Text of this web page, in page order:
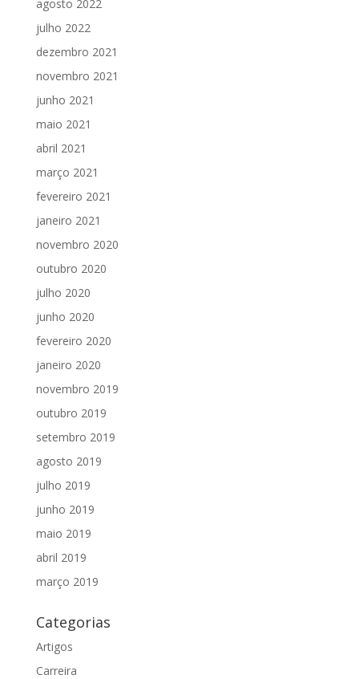
agosto 2022
julho 2022
dezembro 2021
novembro 2021
junho 2021
maio 2021
abril 2021
março 2021
fevereiro 2021
janeiro 2021
novembro 2020
outubro 2020
julho 2020
junho 2020
fevereiro 2020
janeiro 2020
novembro 2019
outubro 2019
setembro 2019
agosto 2019
julho 2019
junho 2019
maio 2019
abril 2019
março 2019
Categorias
Artigos
Carreira